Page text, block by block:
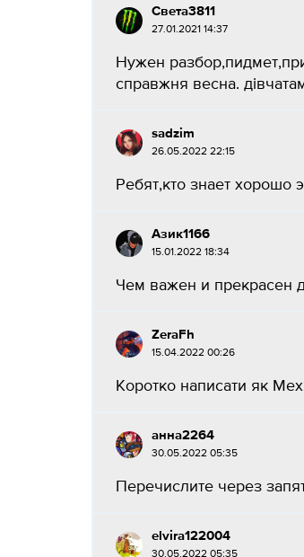
Света3811
27.01.2021 14:37
Нужен
справжня весна.
sadzim
26.05.2022 22:15
Ребят,кто знает хорошо
Азик1166
15.01.2022 18:34
Чем важен и прекрасен
ZeraFh
15.04.2022 00:26
Коротко написати як
анна2264
30.05.2022 05:35
Перечислите через
elvira122004
30.05.2022 05:35